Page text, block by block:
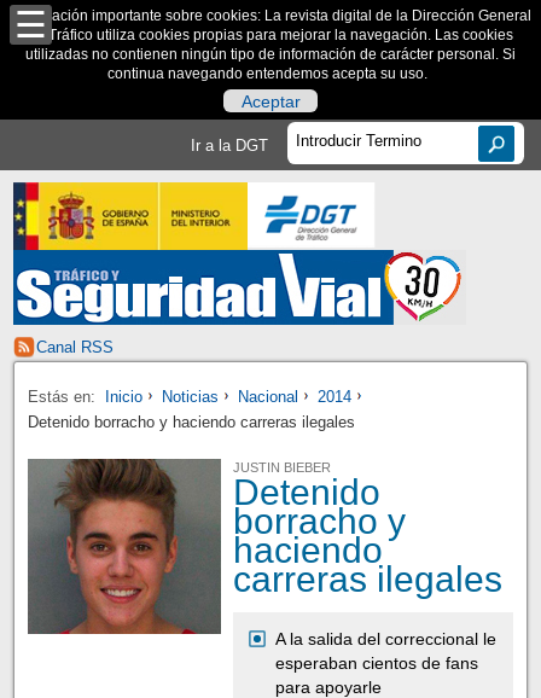
Información importante sobre cookies: La revista digital de la Dirección General
de Tráfico utiliza cookies propias para mejorar la navegación. Las cookies
utilizadas no contienen ningún tipo de información de carácter personal. Si
continua navegando entendemos acepta su uso.
Aceptar
Ir a la DGT
Canal RSS
Estás en: Inicio Noticias Nacional
2014
Detenido borracho y haciendo carreras ilegales
JUSTIN BIEBER
Detenido
borracho y
haciendo
carreras ilegales
A la salida del correccional le
esperaban cientos de fans
para apoyarle